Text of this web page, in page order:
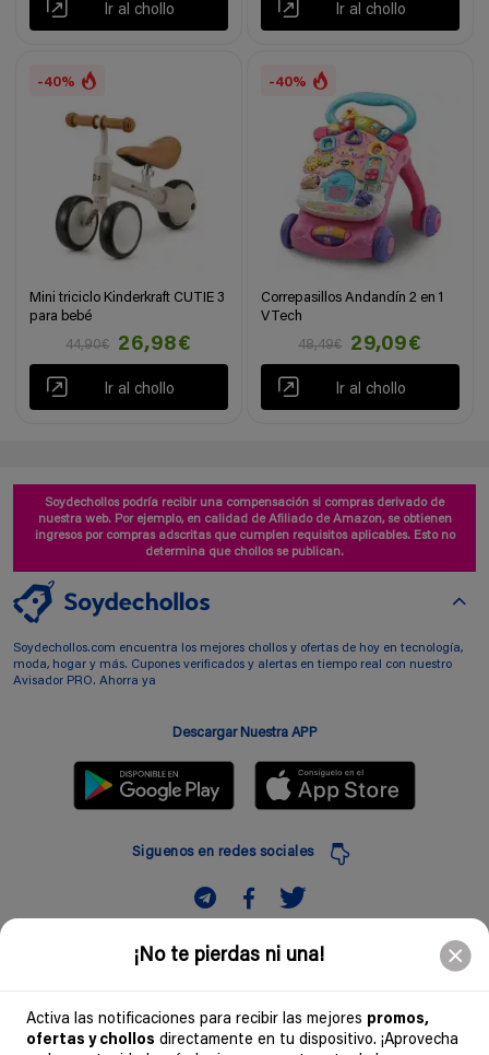
¡No te pierdas ni una!
Activa las notificaciones para recibir las mejores promos,
ofertas y chollos directamente en tu dispositivo. ¡Aprovecha
Ir al chollo Ir al chollo
-40%
Mini triciclo Kinderkraft CUTIE 3
para bebé
44,90€
26,98€
Ir al chollo
-40%
Correpasillos Andandín 2 en 1
VTech
48,49€
29,09€
Ir al chollo
Soydechollos podría recibir una compensación si compras derivado de
nuestra web. Por ejemplo, en calidad de Afiliado de Amazon, se obtienen
ingresos por compras adscritas que cumplen requisitos aplicables. Esto no
determina que chollos se publican.
Soydechollos.com encuentra los mejores chollos y ofertas de hoy en tecnología,
moda, hogar y más. Cupones verificados y alertas en tiempo real con nuestro
Avisador PRO. Ahorra ya
Descargar Nuestra APP
Siguenos en redes sociales
Suscribir
Comunidad